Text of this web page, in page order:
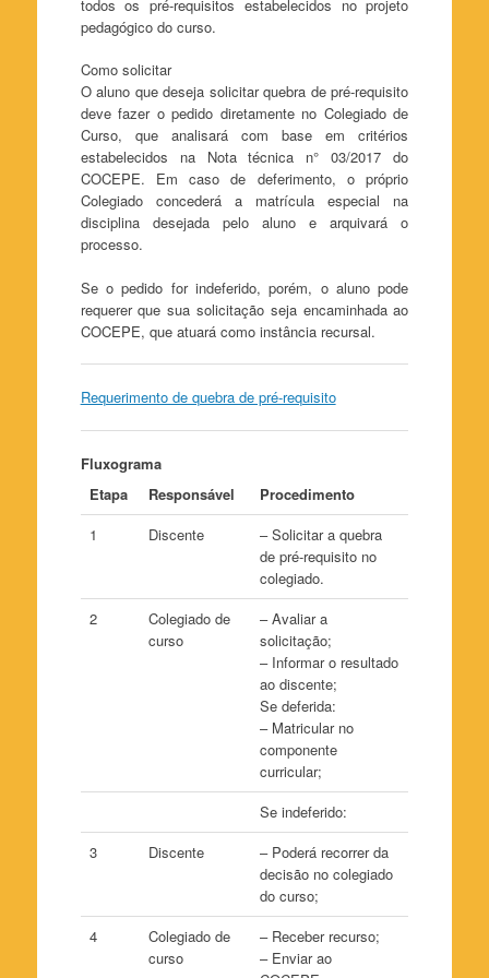
todos os pré-requisitos estabelecidos no projeto
pedagógico do curso.
Como solicitar
O aluno que deseja solicitar quebra de pré-requisito
deve fazer o pedido diretamente no Colegiado de
Curso, que analisará com base em critérios
estabelecidos na Nota técnica n° 03/2017 do
COCEPE. Em caso de deferimento, o próprio
Colegiado concederá a matrícula especial na
disciplina desejada pelo aluno e arquivará o
processo.
Se o pedido for indeferido, porém, o aluno pode
requerer que sua solicitação seja encaminhada ao
COCEPE, que atuará como instância recursal.
Requerimento de quebra de pré-requisito
Fluxograma
Etapa
Responsável
Procedimento
1
Discente
– Solicitar a quebra
de pré-requisito no
colegiado.
2
Colegiado de
curso
– Avaliar a
solicitação;
– Informar o resultado
ao discente;
Se deferida:
– Matricular no
componente
curricular;
Se indeferido:
3
Discente
– Poderá recorrer da
decisão no colegiado
do curso;
4
Colegiado de
curso
– Receber recurso;
– Enviar ao